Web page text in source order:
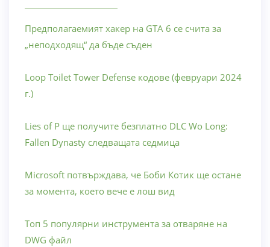
Предполагаемият хакер на GTA 6 се счита за
„неподходящ“ да бъде съден
Loop Toilet Tower Defense кодове (февруари 2024
г.)
Lies of P ще получите безплатно DLC Wo Long:
Fallen Dynasty следващата седмица
Microsoft потвърждава, че Боби Котик ще остане
за момента, което вече е лош вид
Топ 5 популярни инструмента за отваряне на
DWG файл